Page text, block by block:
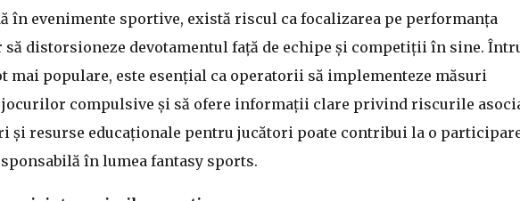
în evenimente sportive, există riscul ca focalizarea pe performanța
distorsioneze devotamentul față de echipe și competiții în sine.
mai populare, este esențial ca operatorii să implementeze măsuri
jocurilor compulsive și să ofere informații clare privind riscurile
și resurse educaționale pentru jucători poate contribui la o
în lumea fantasy sports.